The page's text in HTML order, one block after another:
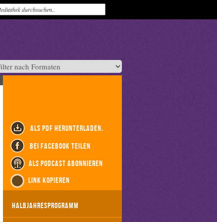
als PDF herunterladen.
bei Facebook teilen
als Podcast abonnieren
Link kopieren
Halbjahresprogramm